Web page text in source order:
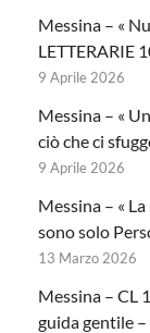
Messina – «
LETTERARIE
9 Aprile 2026
Messina – «
ciò che ci
9 Aprile 2026
Messina – «
sono solo
13 Marzo 2026
Messina – CL
guida gentile